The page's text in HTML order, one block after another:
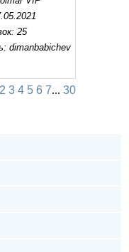
25
dimanbabichev
2 3 4 5 6 7... 30